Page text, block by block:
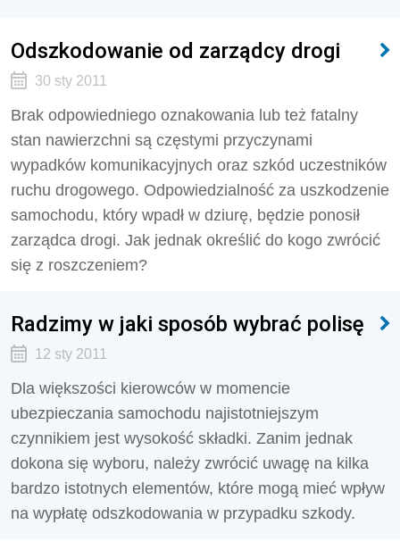
Odszkodowanie od zarządcy drogi
30 sty 2011
Brak odpowiedniego oznakowania lub też fatalny
stan nawierzchni są częstymi przyczynami
wypadków komunikacyjnych oraz szkód uczestników
ruchu drogowego. Odpowiedzialność za uszkodzenie
samochodu, który wpadł w dziurę, będzie ponosił
zarządca drogi. Jak jednak określić do kogo zwrócić
się z roszczeniem?
Radzimy w jaki sposób wybrać polisę
12 sty 2011
Dla większości kierowców w momencie
ubezpieczania samochodu najistotniejszym
czynnikiem jest wysokość składki. Zanim jednak
dokona się wyboru, należy zwrócić uwagę na kilka
bardzo istotnych elementów, które mogą mieć wpływ
na wypłatę odszkodowania w przypadku szkody.